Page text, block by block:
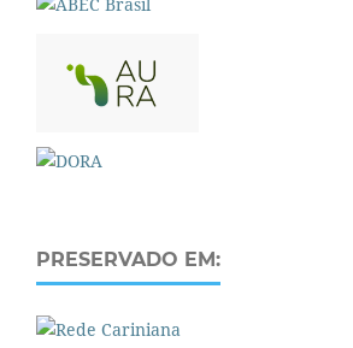
PRESERVADO EM: